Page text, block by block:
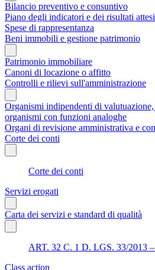
Bilancio preventivo e consuntivo
Piano degli indicatori e dei risultati
Spese di rappresentanza
Beni immobili e gestione patrimonio
Patrimonio immobiliare
Canoni di locazione o affitto
Controlli e rilievi sull'amministrazione
Organismi indipendenti di
organismi con funzioni analoghe
Organi di revisione amministrativa e
Corte dei conti
Corte dei conti
Servizi erogati
Carta dei servizi e standard di qualità
ART. 32 C. 1 D. LGS. 33/2013
Class action